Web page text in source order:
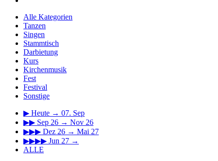
Alle Kategorien
Tanzen
Singen
Stammtisch
Darbietung
Kurs
Kirchenmusik
Fest
Festival
Sonstige
▶ Heute → 07. Sep
▶▶ Sep 26 → Nov 26
▶▶▶ Dez 26 → Mai 27
▶▶▶▶ Jun 27 →
ALLE